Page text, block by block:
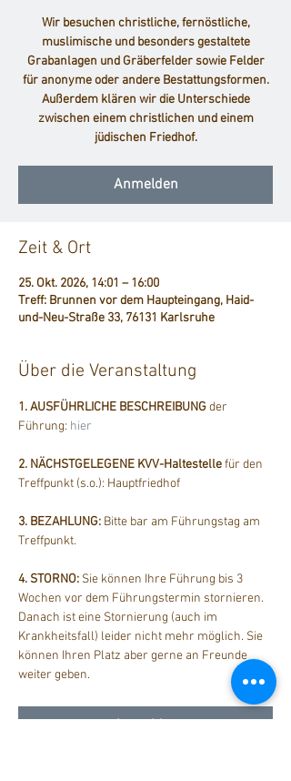
Wir besuchen christliche, fernöstliche,
muslimische und besonders gestaltete
Grabanlagen und Gräberfelder sowie Felder
für anonyme oder andere Bestattungsformen.
Außerdem klären wir die Unterschiede
zwischen einem christlichen und einem
jüdischen Friedhof.
Anmelden
Zeit & Ort
25. Okt. 2026, 14:01 – 16:00
Treff: Brunnen vor dem Haupteingang, Haid-
und-Neu-Straße 33, 76131 Karlsruhe
Über die Veranstaltung
1. AUSFÜHRLICHE BESCHREIBUNG der
Führung: hier
2. NÄCHSTGELEGENE KVV-Haltestelle für den
Treffpunkt (s.o.): Hauptfriedhof
3. BEZAHLUNG: Bitte bar am Führungstag am
Treffpunkt.
4. STORNO: Sie können Ihre Führung bis 3
Wochen vor dem Führungstermin stornieren.
Danach ist eine Stornierung (auch im
Krankheitsfall) leider nicht mehr möglich. Sie
können Ihren Platz aber gerne an Freunde
weiter geben.